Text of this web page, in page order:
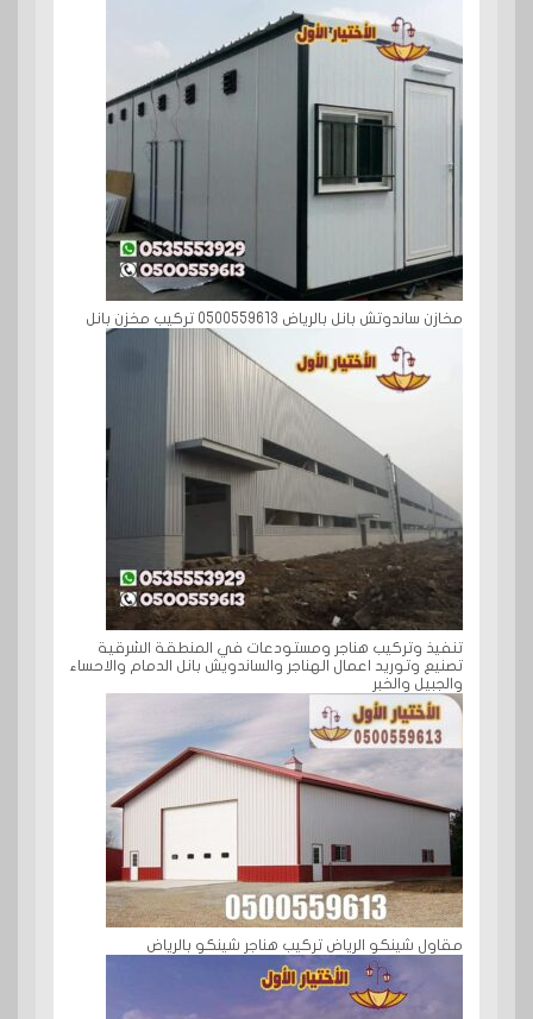
مخازن ساندوتش بانل بالرياض 0500559613 تركيب مخزن بانل
تنفيذ وتركيب هناجر ومستودعات في المنطقة الشرقية
تصنيع وتوريد اعمال الهناجر والساندويش بانل الدمام والاحساء
والجبيل والخبر
مقاول شينكو الرياض تركيب هناجر شينكو بالرياض